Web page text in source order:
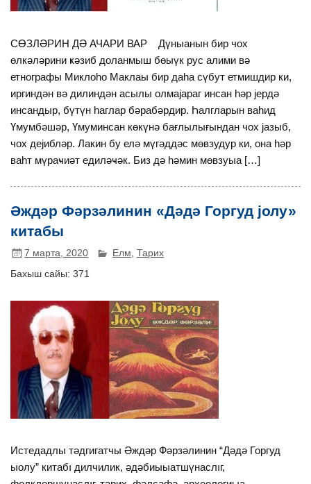
СӨЗЛƏРИН ДƏ АЧАРИ ВАР Дүныанын бир чоx
өлкəлəрини ҝəзиб доланмыш бөыүк рус алими вə
етнографы Миклоһо Маклаы бир даһа сүбут етмишдир ки,
иргиндəн вə дилиндəн асылы олмајараг инсан һəр јердə
инсандыр, бүтүн һаглар бəрабəрдир. Һалгларын ваһид
Үмумбəшəр, Үмуминсан көкүнə бағлылығындан чох јазыб,
чох дејиблəр. Лакин бу елə мүгəддəс мөвзудур ки, она һəр
ваһт мүраҹиəт едилəҹəк. Биз дə һəмин мөвзуыа […]
Әждәр Фәрзәлинин «Дәдә Горгуд јолу»
китабы
7 марта, 2020 Елм ,Тарих
Бахыш сайы: 371
Истедадлы тəдгигатчы Əждəр Фəрзəлинин “Дəдə Горгуд
ыолу” китабı дилчилик, əдəбиыыатшүнаслıг,